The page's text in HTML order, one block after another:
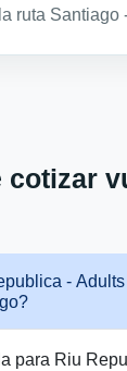
ruta Santiago
cotizar
- Adults
para Riu